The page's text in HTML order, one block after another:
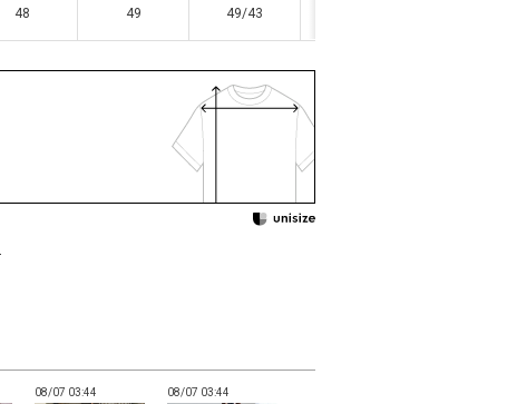
48 49 49/43
48 49 49/43
08/07 03:44 08/07 03:44